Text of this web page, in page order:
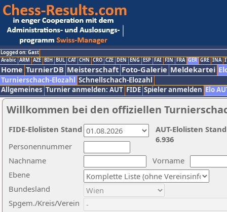
Logged on: Gast
Arabic ARM AZE BIH BUL CAT CHN CRO CZE DEN ENG ESP FAI FIN FRA GER GRE INA
Home TurnierDB Meisterschaft Foto-Galerie Meldekartei
Turnierschach-Elozahl Schnellschach-Elozahl
Allgemeines Turnier anmelden: AUT FIDE Spieler anmelden Elo
Willkommen bei den offiziellen
Nachname
Vorname
Ebene
Personennummer
Bundesland
Spgem./Kreis/Verein
AUT-Elolisten
6.936
FIDE-Elolisten Stand